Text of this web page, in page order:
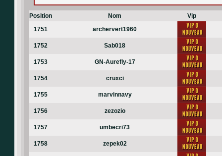
Position Nom
Vip
1751
archervert1960
1752 Sab018
1753 GN-Aurefly-17
1754 cruxci
1755 marvinnavy
1756 zezozio
1757 umbecri73
1758 zepek02